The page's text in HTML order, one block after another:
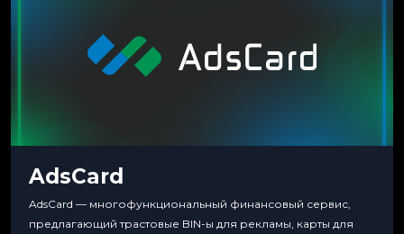
AdsCard
AdsCard — многофункциональный финансовый сервис,
предлагающий трастовые BIN-ы для рекламы, карты для